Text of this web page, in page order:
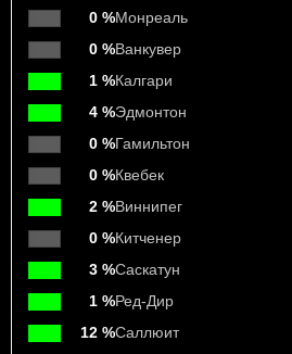
0 %Монреаль
0 %Ванкувер
1 %Калгари
4 %Эдмонтон
0 %Гамильтон
0 %Квебек
2 %Виннипег
0 %Китченер
3 %Саскатун
1 %Ред-Дир
12 %Саллюит